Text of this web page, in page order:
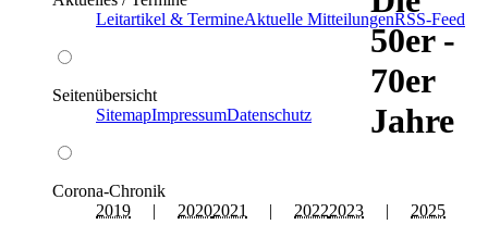
Leitartikel & TermineAktuelle MitteilungenRSS-Feed
Seitenübersicht
SitemapImpressumDatenschutz
Corona-Chronik
2019 | 20202021 | 20222023 | 2025
50er -
70er
Jahre